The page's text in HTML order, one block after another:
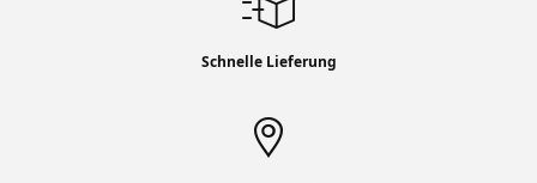
Schnelle Lieferung